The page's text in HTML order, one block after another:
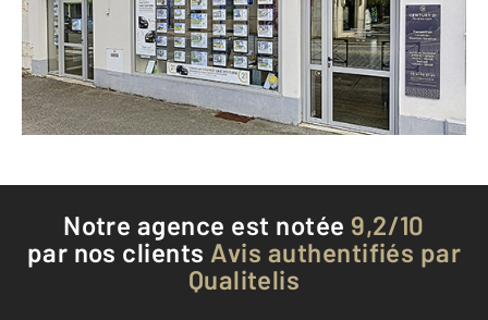
Envoyer un message
Téléphoner à l'agence
Notre agence est notée 9,2/10
par nos clients Avis authentifiés par
Qualitelis